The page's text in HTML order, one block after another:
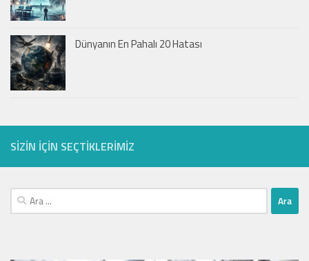
Dünyanın En Pahalı 20 Hatası
SIZIN IÇIN SEÇTIKLERIMIZ
Arama: